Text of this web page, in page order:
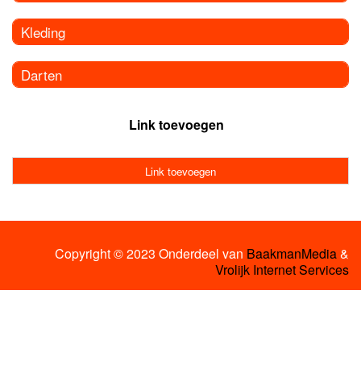
Kleding
Darten
Link toevoegen
Link toevoegen
Copyright © 2023 Onderdeel van BaakmanMedia&
Vrolijk Internet Services